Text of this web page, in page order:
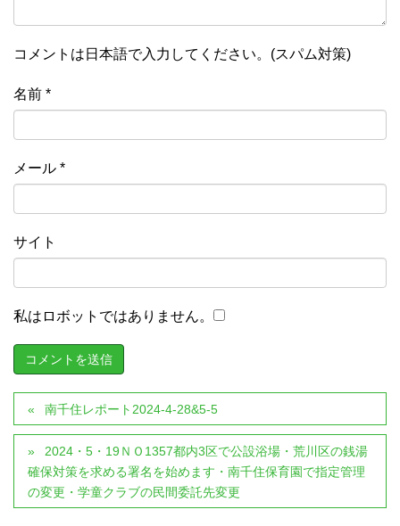
コメントは日本語で入力してください。(スパム対策)
名前 *
メール *
サイト
私はロボットではありません。
南千住レポート2024-4-28&5-5
2024・5・19ＮＯ1357都内3区で公設浴場・荒川区の銭湯
確保対策を求める署名を始めます・南千住保育園で指定管理
の変更・学童クラブの民間委託先変更